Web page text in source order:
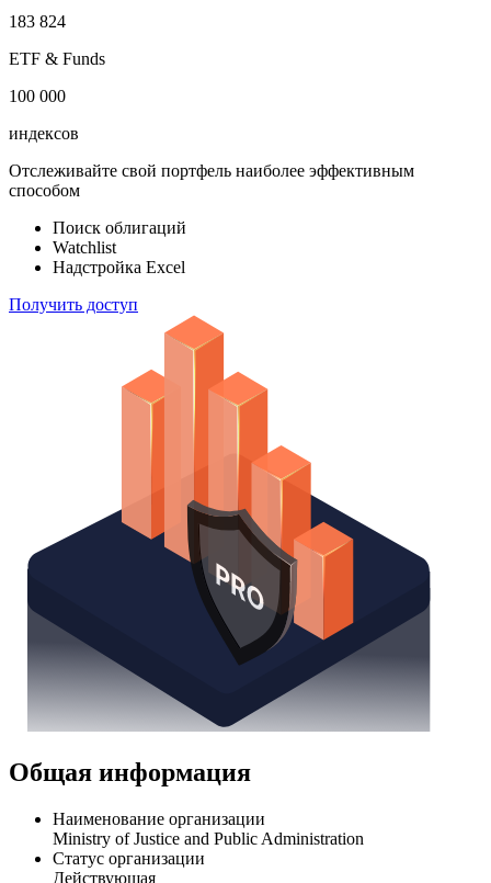
100 000
акций
183 824
ETF & Funds
100 000
Отслеживайте свой портфель наиболее эффективным
способом
Поиск облигаций
Надстройка Excel
Получить доступ
Общая информация